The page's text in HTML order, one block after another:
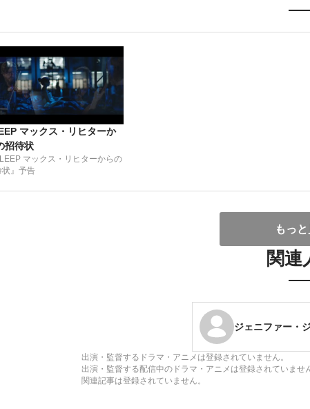
マックス・リヒターか
招待状
マックス・リヒターからの
状』予告
もっ
関連
ジェニファー・
出演・監督するドラマ・アニメは登録されていません。
出演・監督する配信中のドラマ・アニメは登録されていませ
関連記事は登録されていません。